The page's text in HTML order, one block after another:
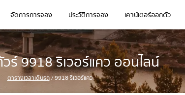
จัดการการจอง ประวัติการจอง เคาน์เตอร์ออกตั๋ว
ร์ 9918 ริเวอร์แคว ออนไลน์
ตารางเวลาเดินรถ/ 9918 ริเวอร์แคว